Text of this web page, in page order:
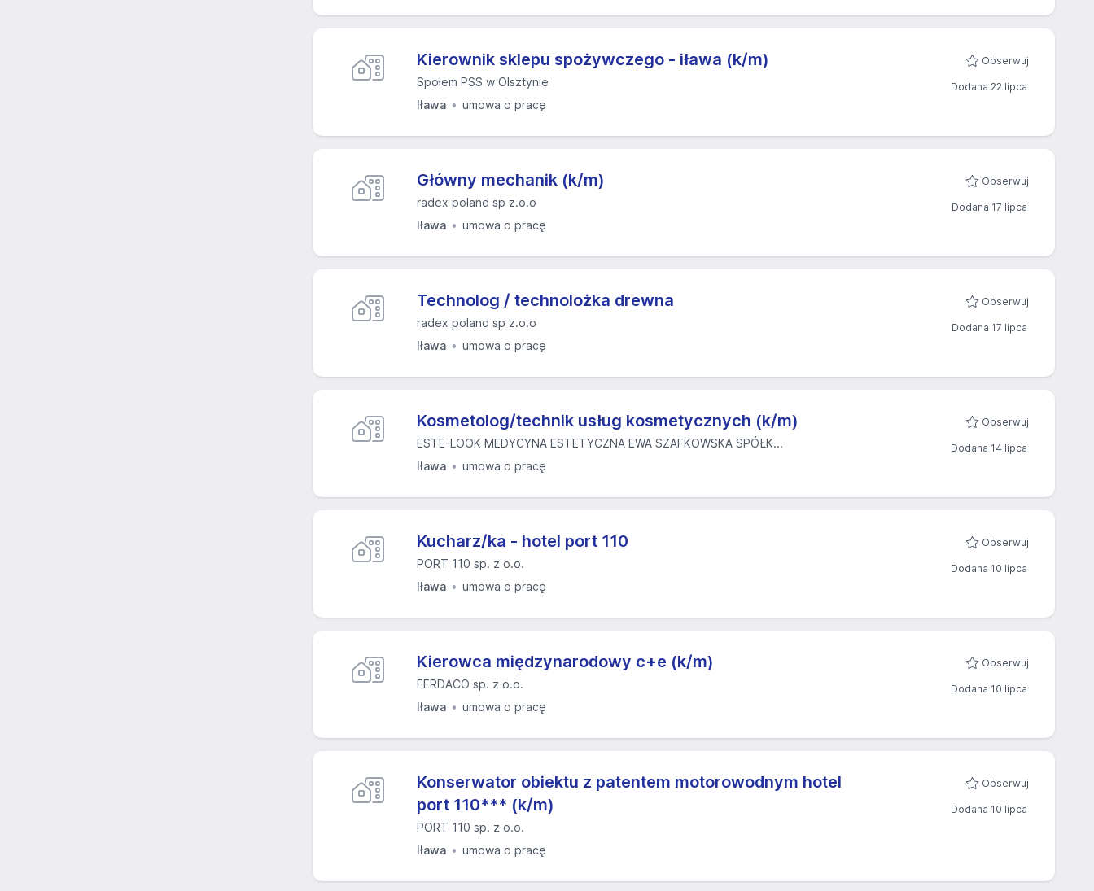
Kierownik sklepu spożywczego - iława (k/m)
Społem PSS w Olsztynie
Iława
umowa o pracę
Obserwuj
Dodana 22 lipca
Główny mechanik (k/m)
radex poland sp z.o.o
Iława
umowa o pracę
Obserwuj
Dodana 17 lipca
Technolog / technolożka drewna
radex poland sp z.o.o
Iława
umowa o pracę
Obserwuj
Dodana 17 lipca
Kosmetolog/technik usług kosmetycznych (k/m)
ESTE-LOOK MEDYCYNA ESTETYCZNA EWA SZAFKOWSKA SPÓŁK...
Iława
umowa o pracę
Obserwuj
Dodana 14 lipca
Kucharz/ka - hotel port 110
PORT 110 sp. z o.o.
Iława
umowa o pracę
Obserwuj
Dodana 10 lipca
Kierowca międzynarodowy c+e (k/m)
FERDACO sp. z o.o.
Iława
umowa o pracę
Obserwuj
Dodana 10 lipca
Konserwator obiektu z patentem motorowodnym hotel
port 110*** (k/m)
PORT 110 sp. z o.o.
Iława
umowa o pracę
Obserwuj
Dodana 10 lipca